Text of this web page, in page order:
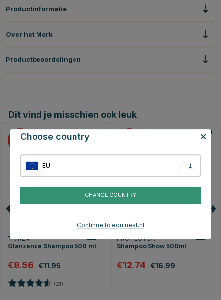
Productinformatie
Over het Merk
Productbeoordelingen
Dit vind je misschien ook leuk
20
TRIKEM
Glanzende Shampoo 500 ml
€9.56 €11.95
Beoordeling: (21)
PROTECTOR
Shampoo Show 500ml
€12.74 €16.99
Choose country
EU
CHANGE COUNTRY
Continue to equinest.nl